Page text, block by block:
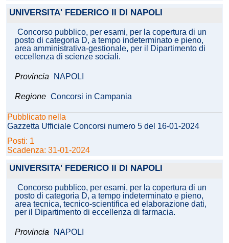
UNIVERSITA' FEDERICO II DI NAPOLI
Concorso pubblico, per esami, per la copertura di un
posto di categoria D, a tempo indeterminato e pieno,
area amministrativa-gestionale, per il Dipartimento di
eccellenza di scienze sociali.
Provincia NAPOLI
Regione Concorsi in Campania
Pubblicato nella
Gazzetta Ufficiale Concorsi numero 5 del 16-01-2024
Posti: 1
Scadenza: 31-01-2024
UNIVERSITA' FEDERICO II DI NAPOLI
Concorso pubblico, per esami, per la copertura di un
posto di categoria D, a tempo indeterminato e pieno,
area tecnica, tecnico-scientifica ed elaborazione dati,
per il Dipartimento di eccellenza di farmacia.
Provincia NAPOLI